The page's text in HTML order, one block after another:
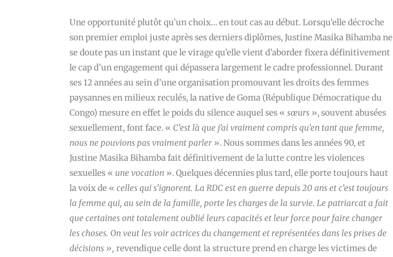
Une opportunité plutôt qu’un choix… en tout cas au début. Lorsqu’elle décroche
son premier emploi juste après ses derniers diplômes, Justine Masika Bihamba ne
se doute pas un instant que le virage qu’elle vient d’aborder fixera définitivement
le cap d’un engagement qui dépassera largement le cadre professionnel. Durant
ses 12 années au sein d’une organisation promouvant les droits des femmes
paysannes en milieux reculés, la native de Goma (République Démocratique du
Congo) mesure en effet le poids du silence auquel ses «sœurs », souvent abusées
sexuellement, font face. « C’est là que j’ai vraiment compris qu’en tant que femme,
nous ne pouvions pas vraiment parler ». Nous sommes dans les années 90, et
Justine Masika Bihamba fait définitivement de la lutte contre les violences
sexuelles « une vocation ». Quelques décennies plus tard, elle porte toujours haut
la voix de «celles qui s’ignorent. La RDC est en guerre depuis 20 ans et c’est toujours
la femme qui, au sein de la famille, porte les charges de la survie. Le patriarcat a fait
que certaines ont totalement oublié leurs capacités et leur force pour faire changer
les choses. On veut les voir actrices du changement et représentées dans les prises de
décisions »,revendique celle dont la structure prend en charge les victimes de